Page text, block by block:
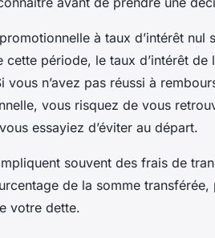
à taux d’intérêt
cette période, le taux d’intérêt
vous n’avez pas réussi à
vous risquez de vous
essayiez d’éviter au départ.
souvent des frais de
de la somme transférée,
votre dette.